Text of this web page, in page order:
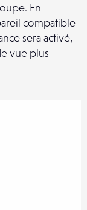
En
compatible
sera activé,
vue plus